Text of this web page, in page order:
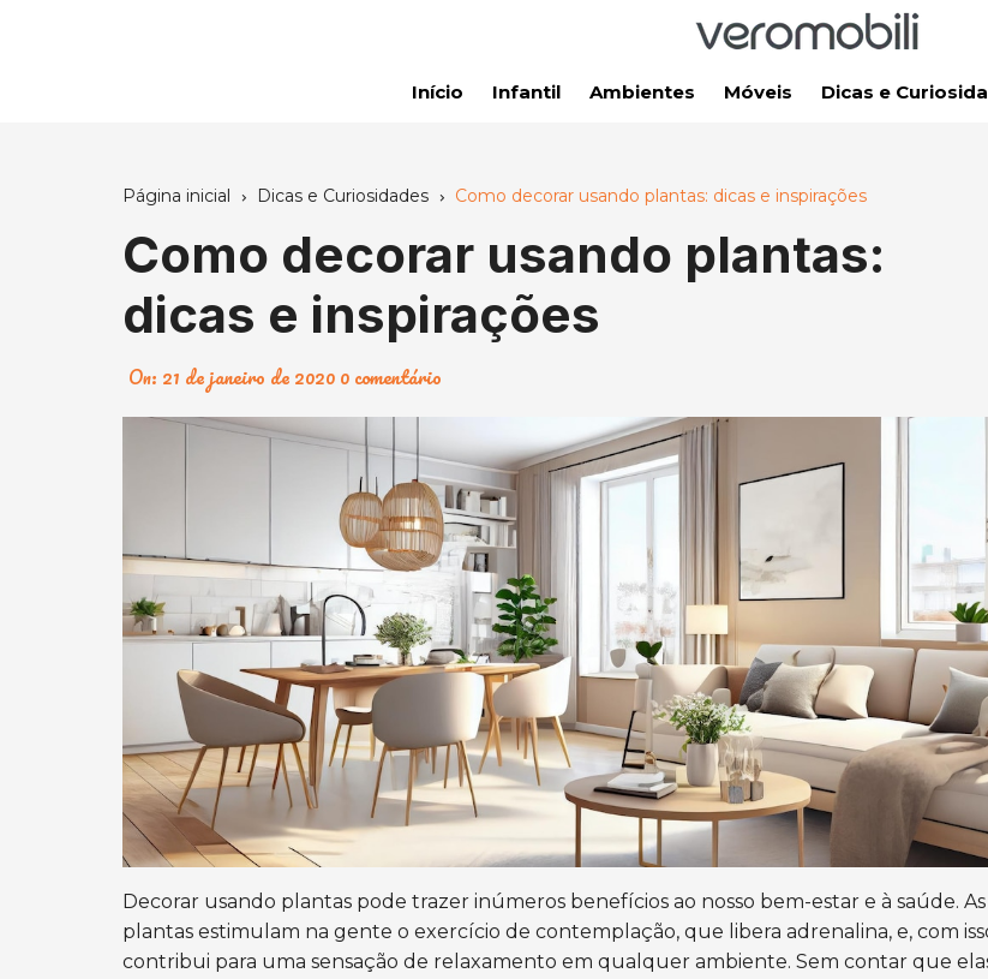
Início Infantil Ambientes Móveis Dicas e
Página inicial Dicas e Curiosidades Como decorar usando plantas: dicas e inspirações
Como decorar usando plantas:
dicas e inspirações
On: 21 de janeiro de 20200 comentário
Decorar usando plantas pode trazer inúmeros benefícios ao nosso bem-estar e à saúde. As
plantas estimulam na gente o exercício de contemplação, que libera adrenalina, e, com
contribui para uma sensação de relaxamento em qualquer ambiente. Sem contar que